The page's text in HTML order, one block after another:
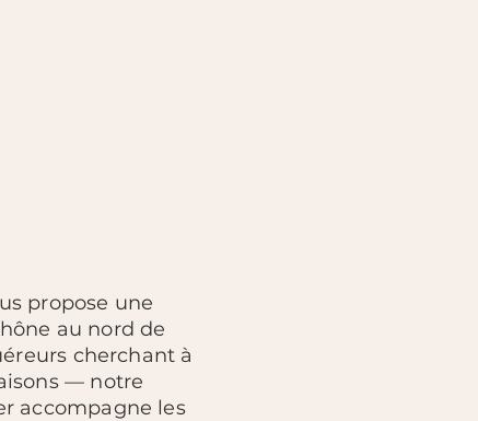
propose une
au nord de
cherchant à
— notre
accompagne les